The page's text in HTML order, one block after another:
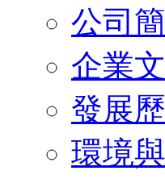
公司
企業
發展
環境